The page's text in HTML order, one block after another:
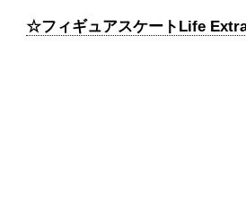
☆フィギュアスケートLife